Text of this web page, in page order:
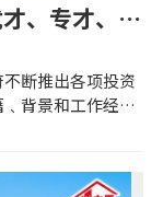
、专才、投
划+独家银
断推出各项投资
背景和工作经验